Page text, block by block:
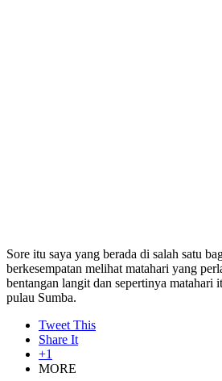
Sore itu saya yang berada di salah satu
berkesempatan melihat matahari yang
bentangan langit dan sepertinya matahari
pulau Sumba.
Tweet This
Share It
+1
MORE